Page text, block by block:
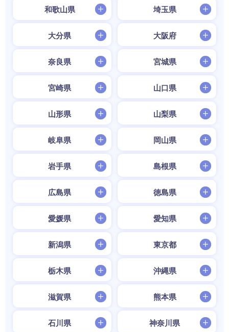
和歌山県 埼玉県
大分県 大阪府
奈良県 宮城県
宮崎県 山口県
山形県 山梨県
岐阜県 岡山県
岩手県 島根県
広島県 徳島県
愛媛県 愛知県
新潟県 東京都
栃木県 沖縄県
滋賀県 熊本県
石川県 神奈川県